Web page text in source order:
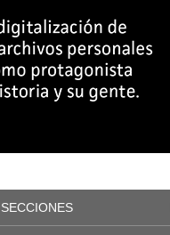
SECCIONES